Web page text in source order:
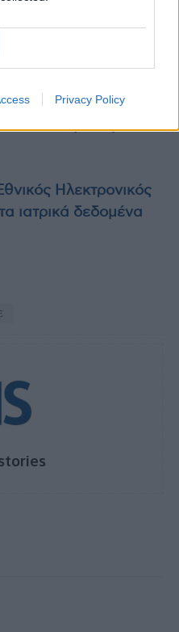
Privacy Policy
δέσμευση”,
40% στις λίστες
οι αναμονές στα
Ηλεκτρονικός
ιατρικά δεδομένα